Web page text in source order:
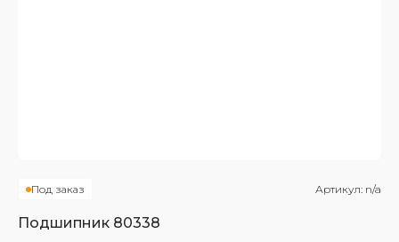
Под заказ Артикул: n/a
Подшипник 80338